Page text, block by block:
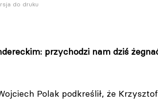
do druku
przychodzi nam dziś
Polak podkreślił, że